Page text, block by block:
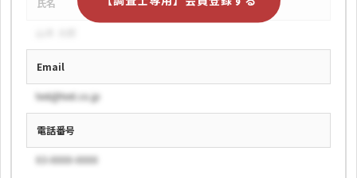
Email
test@test.co.jp
電話番号
03-0000-0000